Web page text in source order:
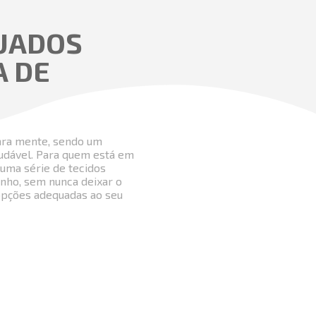
DE
mente, sendo um
Para quem está em
série de tecidos
sem nunca deixar o
adequadas ao seu